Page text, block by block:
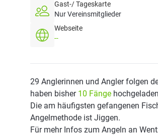
Gast-/ Tageskarte
Nur Vereinsmitglieder
Webseite
--
29 Anglerinnen und Angler folgen
haben bisher 10 Fänge
Die am häufigsten gefangenen
Angelmethode ist Jiggen.
Für mehr Infos zum Angeln an